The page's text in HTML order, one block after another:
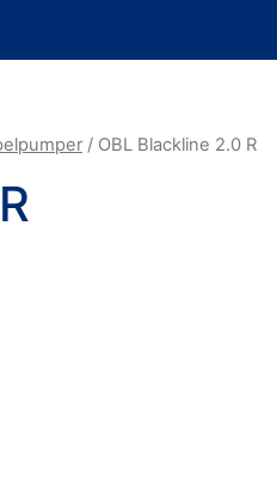
/ OBL Blackline 2.0 R